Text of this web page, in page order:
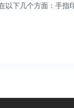
以下几个方面：手指